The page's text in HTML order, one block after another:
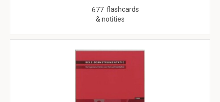
677 flashcards
& notities